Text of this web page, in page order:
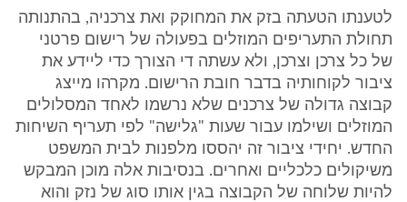
לטענתו הטעתה בזק את המחוקק ואת צרכניה, בהתנותה
תחולת התעריפים המוזלים בפעולה של רישום פרטני
של כל צרכן וצרכן, ולא עשתה די הצורך כדי ליידע את
ציבור לקוחותיה בדבר חובת הרישום. מקרהו מייצג
קבוצה גדולה של צרכנים שלא נרשמו לאחד המסלולים
המוזלים ושילמו עבור שעות "גלישה" לפי תעריף השיחות
החדש. יחידי ציבור זה יהססו מלפנות לבית המשפט
משיקולים כלכליים ואחרים. בנסיבות אלה מוכן המבקש
להיות שלוחה של הקבוצה בגין אותו סוג של נזק והוא